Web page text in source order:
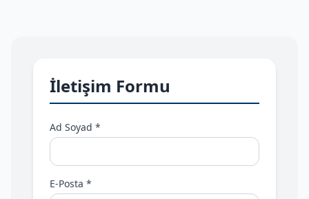
İletişim Formu
Ad Soyad *
E-Posta *